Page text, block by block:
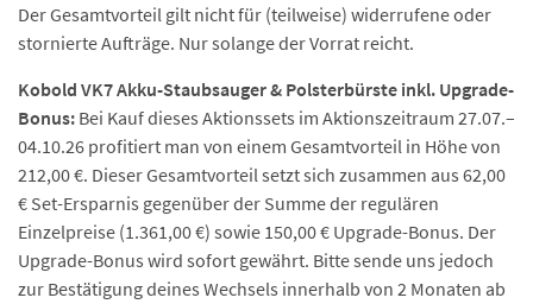
Der Gesamtvorteil gilt nicht für (teilweise) widerrufene oder
stornierte Aufträge. Nur solange der Vorrat reicht.
Kobold VK7 Akku-Staubsauger & Polsterbürste inkl. Upgrade-
Bonus: Bei Kauf dieses Aktionssets im Aktionszeitraum 27.07.–
04.10.26 profitiert man von einem Gesamtvorteil in Höhe von
212,00 €. Dieser Gesamtvorteil setzt sich zusammen aus 62,00
€ Set-Ersparnis gegenüber der Summe der regulären
Einzelpreise (1.361,00 €) sowie 150,00 € Upgrade-Bonus. Der
Upgrade-Bonus wird sofort gewährt. Bitte sende uns jedoch
zur Bestätigung deines Wechsels innerhalb von 2 Monaten ab